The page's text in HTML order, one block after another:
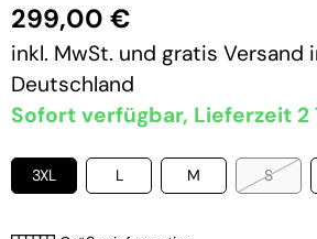
299,00 €
inkl. MwSt. und gratis Versand
Deutschland
Sofort verfügbar, Lieferzeit 2
3XL L M S